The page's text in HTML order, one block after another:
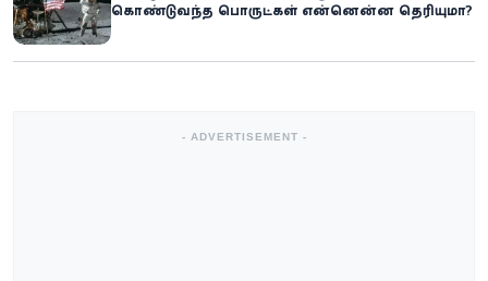
கொண்டுவந்த பொருட்கள் என்னென்ன தெரியுமா?
- ADVERTISEMENT -